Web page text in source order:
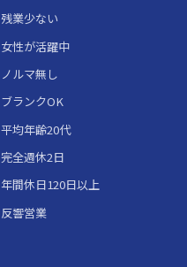
残業少ない
女性が活躍中
ノルマ無し
ブランクOK
平均年齢20代
完全週休2日
年間休日120日以上
反響営業